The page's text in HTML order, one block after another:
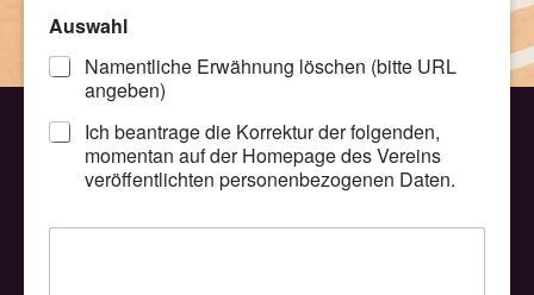
Auswahl
Namentliche Erwähnung löschen (bitte URL
angeben)
Ich beantrage die Korrektur der folgenden,
momentan auf der Homepage des Vereins
veröffentlichten personenbezogenen Daten.
N